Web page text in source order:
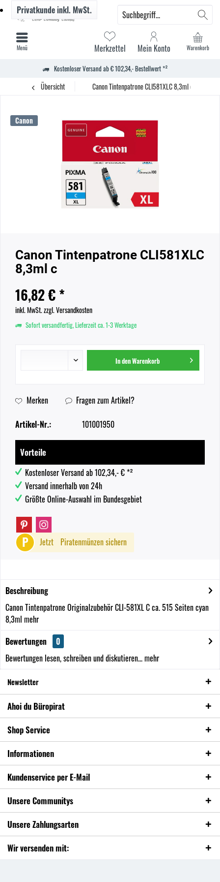
Kostenloser Versand ab € 102,34,- Bestellwert *²
Warenkorb
Merkzettel Mein Konto
Privatkundeinkl. MwSt.
Menü
Übersicht Canon Tintenpatrone CLI581XLC 8,3ml c
Canon
Canon Tintenpatrone CLI581XLC
8,3ml c
16,82 € *
inkl. MwSt.zzgl. Versandkosten
Sofort versandfertig, Lieferzeit ca. 1-3 Werktage
In denWarenkorb
Merken Fragen zum Artikel?
Artikel-Nr.: 101001950
Vorteile
Kostenloser Versand ab 102,34,- € *²
Versand innerhalb von 24h
Größte Online-Auswahl im Bundesgebiet
P Jetzt Piratenmünzen sichern
Beschreibung
Canon Tintenpatrone Originalzubehör CLI-581XL C ca. 515 Seiten cyan
8,3ml mehr
Bewertungen
0
Bewertungen lesen, schreiben und diskutieren...mehr
Newsletter
Ahoi du Büropirat
Shop Service
Informationen
Kundenservice per E-Mail
Unsere Communitys
Unsere Zahlungsarten
Wir versenden mit: